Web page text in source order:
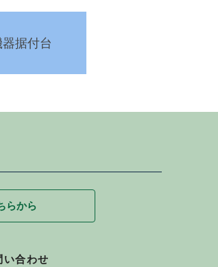
据付台
らから
い合わせ